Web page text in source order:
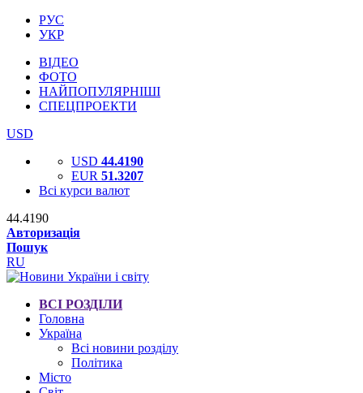
РУС
УКР
ВІДЕО
ФОТО
НАЙПОПУЛЯРНІШІ
СПЕЦПРОЕКТИ
USD
USD 44.4190
EUR 51.3207
Всі курси валют
44.4190
Авторизація
Пошук
RU
ВСІ РОЗДІЛИ
Головна
Україна
Всі новини розділу
Політика
Місто